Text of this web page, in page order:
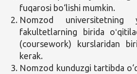
fuqarosi bo‘lishi mumkin.
Nomzod universitetning
fakultetlarning birida
(coursework) kurslaridan
kerak.
Nomzod kunduzgi tartibda